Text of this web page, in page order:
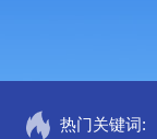
热门关键词: